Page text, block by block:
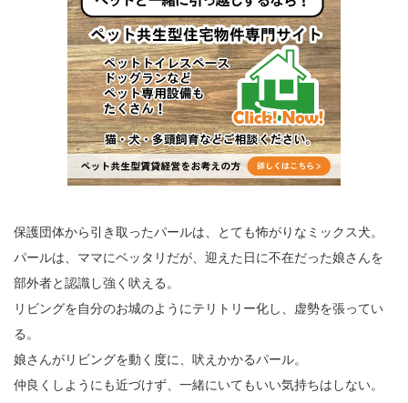
保護団体から引き取ったパールは、とても怖がりなミックス犬。
パールは、ママにベッタリだが、迎えた日に不在だった娘さんを
部外者と認識し強く吠える。
リビングを自分のお城のようにテリトリー化し、虚勢を張ってい
る。
娘さんがリビングを動く度に、吠えかかるパール。
仲良くしようにも近づけず、一緒にいてもいい気持ちはしない。